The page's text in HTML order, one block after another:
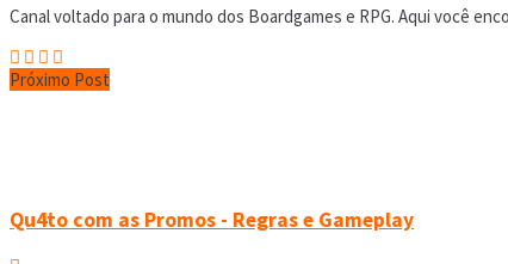
Canal voltado para o mundo dos Boardgames e RPG. Aqui você
Próximo Post
Qu4to com as Promos - Regras e Gameplay